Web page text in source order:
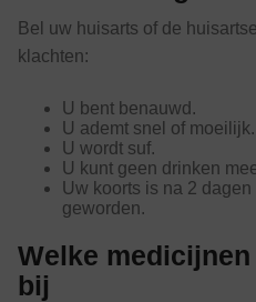
Bel uw huisarts of de
klachten:
U bent benauwd.
U ademt snel of moeilijk.
U wordt suf.
U kunt geen drinken
Uw koorts is na 2
geworden.
Welke
bij